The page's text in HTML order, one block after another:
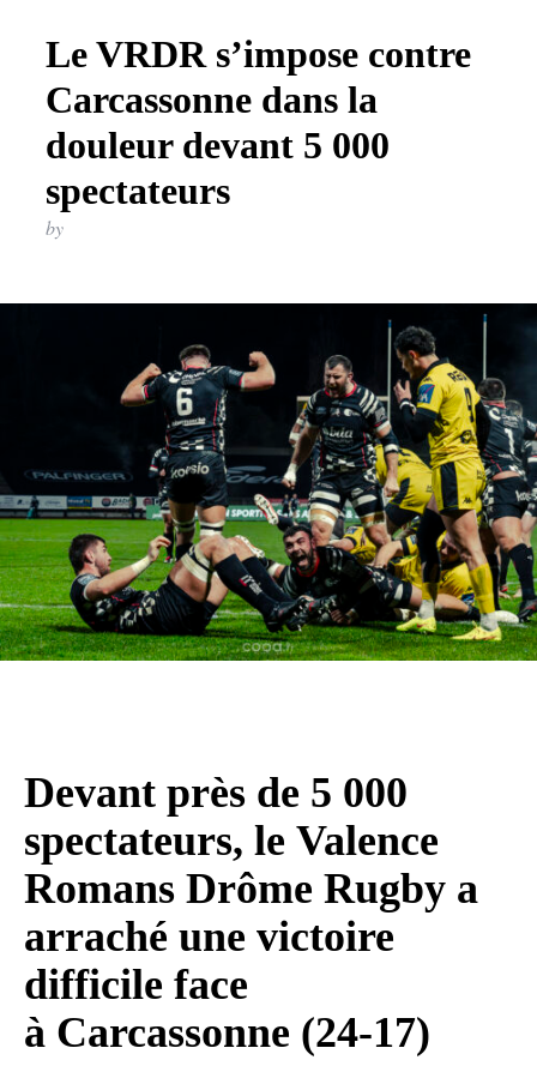
Le VRDR s’impose contre
Carcassonne dans la
douleur devant 5 000
spectateurs
by
Devant près de 5 000
spectateurs, le Valence
Romans Drôme Rugby a
arraché une victoire
difficile face
à Carcassonne (24-17)